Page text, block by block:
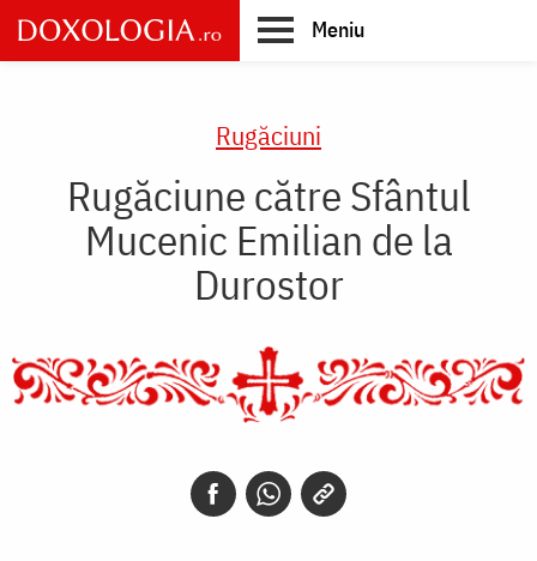
Skip
to
main
Meniu
Rugăciuni
Rugăciune către Sfântul
Mucenic Emilian de la
Durostor